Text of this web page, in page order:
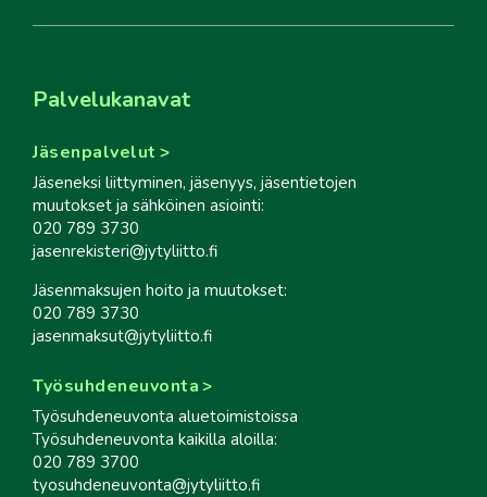
Palvelukanavat
Jäsenpalvelut
Jäseneksi liittyminen, jäsenyys, jäsentietojen
muutokset ja sähköinen asiointi:
020 789 3730
jasenrekisteri@jytyliitto.fi
Jäsenmaksujen hoito ja muutokset:
020 789 3730
jasenmaksut@jytyliitto.fi
Työsuhdeneuvonta
Työsuhdeneuvonta aluetoimistoissa
Työsuhdeneuvonta kaikilla aloilla:
020 789 3700
tyosuhdeneuvonta@jytyliitto.fi